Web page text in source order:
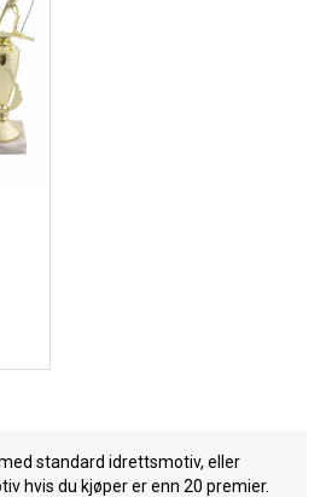
standard idrettsmotiv, eller
hvis du kjøper er enn 20 premier.